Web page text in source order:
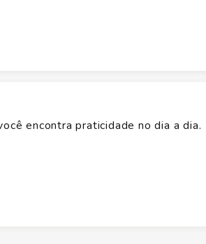
encontra praticidade no dia a dia.